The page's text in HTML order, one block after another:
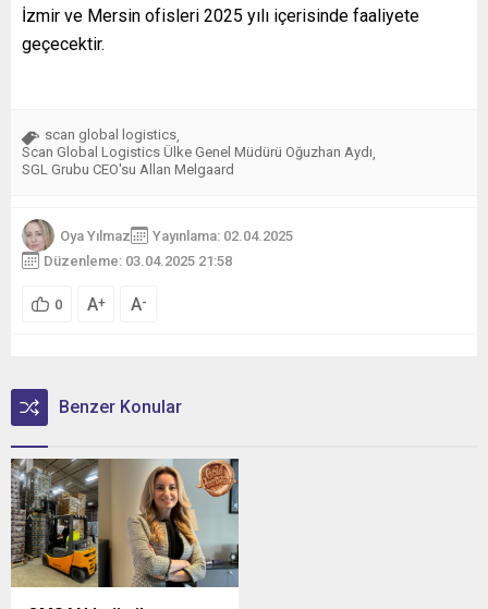
İzmir ve Mersin ofisleri 2025 yılı içerisinde faaliyete
geçecektir.
scan global logistics,
Scan Global Logistics Ülke Genel Müdürü Oğuzhan Aydı,
SGL Grubu CEO'su Allan Melgaard
Oya Yılmaz
Yayınlama: 02.04.2025
Düzenleme: 03.04.2025 21:58
0 A+ A-
Benzer Konular